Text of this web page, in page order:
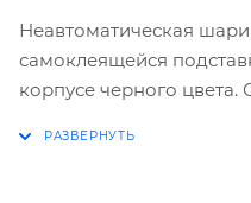
Неавтоматическая
самоклеящейся
корпусе черного